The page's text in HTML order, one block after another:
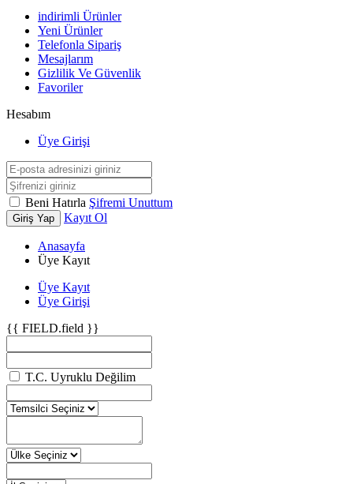
indirimli Ürünler
Yeni Ürünler
Telefonla Sipariş
Mesajlarım
Gizlilik Ve Güvenlik
Favoriler
Hesabım
Üye Girişi
Beni Hatırla Şifremi Unuttum
Giriş Yap Kayıt Ol
Anasayfa
Üye Kayıt
Üye Kayıt
Üye Girişi
{{ FIELD.field }}
T.C. Uyruklu Değilim